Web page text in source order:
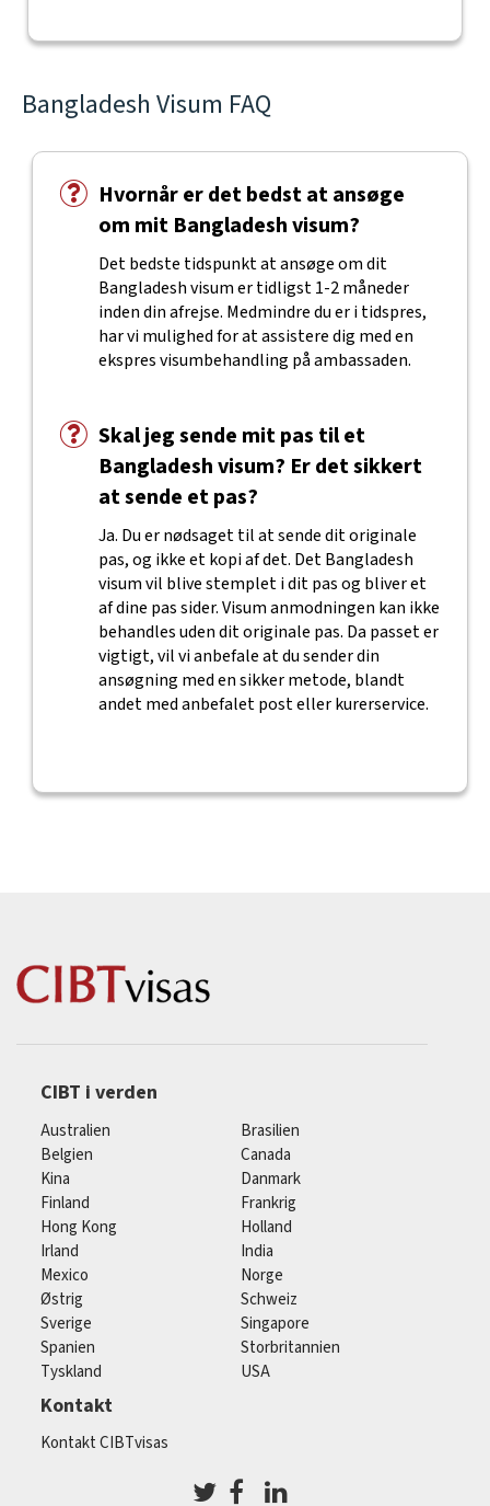
Bangladesh Visum FAQ
Hvornår er det bedst at ansøge
om mit Bangladesh visum?
Det bedste tidspunkt at ansøge om dit
Bangladesh visum er tidligst 1-2 måneder
inden din afrejse. Medmindre du er i tidspres,
har vi mulighed for at assistere dig med en
ekspres visumbehandling på ambassaden.
Skal jeg sende mit pas til et
Bangladesh visum? Er det sikkert
at sende et pas?
Ja. Du er nødsaget til at sende dit originale
pas, og ikke et kopi af det. Det Bangladesh
visum vil blive stemplet i dit pas og bliver et
af dine pas sider. Visum anmodningen kan ikke
behandles uden dit originale pas. Da passet er
vigtigt, vil vi anbefale at du sender din
ansøgning med en sikker metode, blandt
andet med anbefalet post eller kurerservice.
CIBT i verden
Australien
Brasilien
Belgien
Canada
Kina
Danmark
Finland
Frankrig
Hong Kong
Holland
Irland
India
Mexico
Norge
Østrig
Schweiz
Sverige
Singapore
Spanien
Storbritannien
Tyskland
USA
Kontakt
Kontakt CIBTvisas